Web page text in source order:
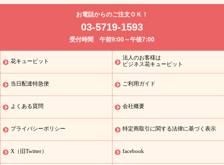
お祝い 誕生日フラワーギフト特集
お供え・お悔やみの花
四十九日法要以降に贈る花
通夜・葬儀に贈る花
胡蝶蘭・花鉢 プリザーブドフラワー
のイベント
ひまわり ギフト・プレゼント特集
お盆 花（新盆・初
盆）
季節のイベント お盆 花（新盆・初盆）
お盆 花（新盆・
初盆）
お盆・お供え 花とセットギフト
お盆・お供え プリザーブ
ドフラワー
ひまわり ギフト・プレゼント特集
元・暑中見舞い 花のギフト特集
敬老の日におくる花ギフト・プレ
ゼント特集
敬老の日におくる花ギフト・プレゼント特集
花のおすすめランキング
敬老の日 花鉢植えのギフト・プレゼント
特集
敬老の日 花とセットギフト・プレゼント特集
敬老の日の花
ズ』コラボキャンペーン
「きょう誕生日なんです」キャンペーン
誕生日の花を探す 誕生日フラワーギフト
誕生日フラワーギフ
お電話からのご注文ＯＫ！
03-5719-1593
受付時間 午前9:00～午後7:00
花キューピット
法人のお客様は
ビジネス花キューピット
当日配達特急便 ご利用ガイド
よくある質問 会社概要
プライバシーポリシー 特定商取引に関する法律に基づく表示
X（旧Twitter） facebook